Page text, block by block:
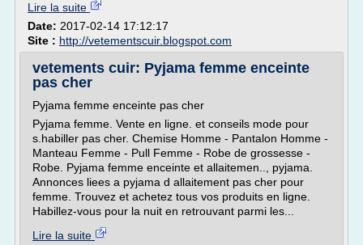
Lire la suite
Date: 2017-02-14 17:12:17
Site : http://vetementscuir.blogspot.com
vetements cuir: Pyjama femme enceinte
pas cher
Pyjama femme enceinte pas cher
Pyjama femme. Vente en ligne. et conseils mode pour
s.habiller pas cher. Chemise Homme - Pantalon Homme -
Manteau Femme - Pull Femme - Robe de grossesse -
Robe. Pyjama femme enceinte et allaitemen.., pyjama.
Annonces liees a pyjama d allaitement pas cher pour
femme. Trouvez et achetez tous vos produits en ligne.
Habillez-vous pour la nuit en retrouvant parmi les...
Lire la suite